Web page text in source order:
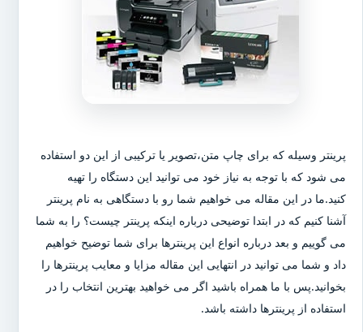
پرینتر وسیله که برای چاپ متن،تصویر یا ترکیبی از این دو استفاده
می شود که با توجه به نیاز خود می توانید این دستگاه را تهیه
کنید.ما در این مقاله می خواهیم شما رو با دستگاهی به نام پرینتر
آشنا کنیم که در ابتدا توضیحی درباره اینکه پرینتر چیست؟ را به شما
می گوییم و بعد درباره انواع این پرینترها برای شما توضیح خواهیم
داد و شما می توانید در انتهایی این مقاله مزایا و معایب پرینترها را
بخوانید.پس با ما همراه باشید اگر می خواهید بهترین انتخاب را در
استفاده از پرینترها داشته باشد.